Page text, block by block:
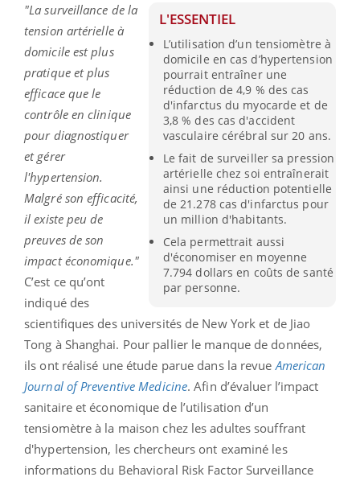
L'ESSENTIEL
L’utilisation d’un tensiomètre à
domicile en cas d’hypertension
pourrait entraîner une
réduction de 4,9 % des cas
d'infarctus du myocarde et de
3,8 % des cas d'accident
vasculaire cérébral sur 20 ans.
Le fait de surveiller sa pression
artérielle chez soi entraînerait
ainsi une réduction potentielle
de 21.278 cas d'infarctus pour
un million d'habitants.
Cela permettrait aussi
d'économiser en moyenne
7.794 dollars en coûts de santé
par personne.
"La surveillance de la
tension artérielle à
domicile est plus
pratique et plus
efficace que le
contrôle en clinique
pour diagnostiquer
et gérer
l'hypertension.
Malgré son efficacité,
il existe peu de
preuves de son
impact économique."
C’est ce qu’ont
indiqué des
scientifiques des universités de New York et de Jiao
Tong à Shanghai. Pour pallier le manque de données,
ils ont réalisé une étude parue dans la revue American
Journal of Preventive Medicine. Afin d’évaluer l’impact
sanitaire et économique de l’utilisation d’un
tensiomètre à la maison chez les adultes souffrant
d'hypertension, les chercheurs ont examiné les
informations du Behavioral Risk Factor Surveillance